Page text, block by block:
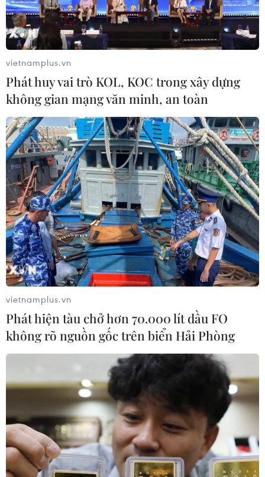
Xuất hiện một vụ nổ lớn tại khu vực miền
Đông của Ukraine
18/02/2022 23:33
Một vụ nổ lớn đã xảy ra vào chiều ngày 18/2 tại trung
tâm thành phố Donetsk ở miền Đông Ukraine, nhưng
chưa có thông báo về thiệt hại hay thương vong.
Tổng Thư ký LHQ nhấn mạnh giải pháp
vietnamplus.vn
Phát huy vai trò KOL, KOC trong xây dựng
không gian mạng văn minh, an toàn
vietnamplus.vn
Phát hiện tàu chở hơn 70.000 lít dầu FO
không rõ nguồn gốc trên biển Hải Phòng